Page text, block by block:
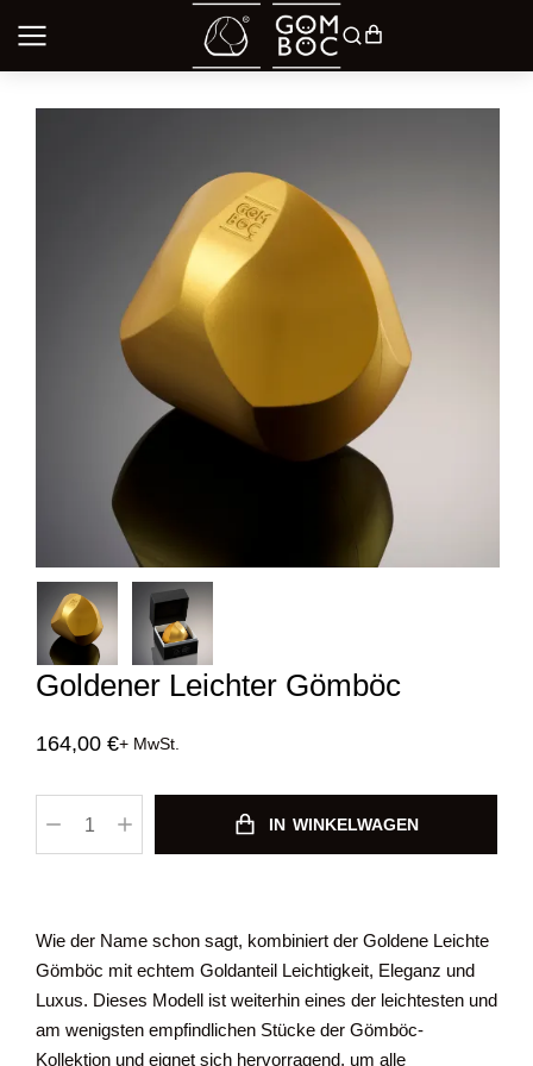
Goldener Leichter Gömböc
164,00 €+ MwSt.
IN WINKELWAGEN
Wie der Name schon sagt, kombiniert der Goldene Leichte
Gömböc mit echtem Goldanteil Leichtigkeit, Eleganz und
Luxus. Dieses Modell ist weiterhin eines der leichtesten und
am wenigsten empfindlichen Stücke der Gömböc-
Kollektion und eignet sich hervorragend, um alle